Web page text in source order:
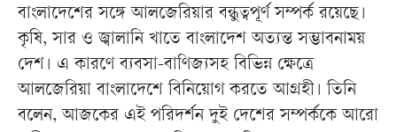
বাংলাদেশের সঙ্গে আলজেরিয়ার বন্ধুত্বপূর্ণ সম্পর্ক রয়েছে।
কৃষি, সার ও জ্বালানি খাতে বাংলাদেশ অত্যন্ত সম্ভাবনাময়
দেশ। এ কারণে ব্যবসা-বাণিজ্যসহ বিভিন্ন ক্ষেত্রে
আলজেরিয়া বাংলাদেশে বিনিয়োগ করতে আগ্রহী। তিনি
বলেন, আজকের এই পরিদর্শন দুই দেশের সম্পর্ককে আরো